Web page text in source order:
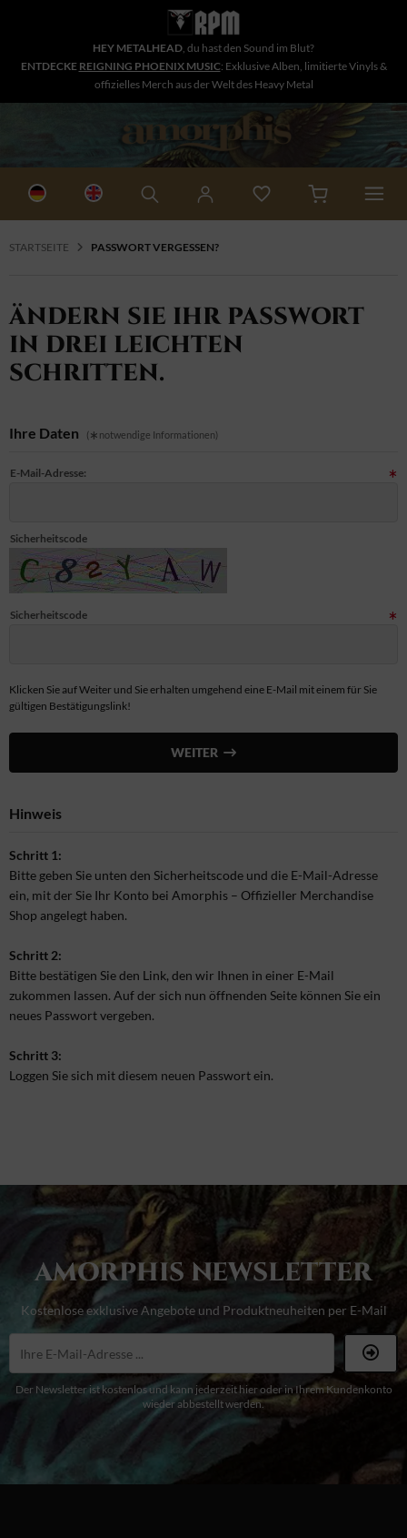
HEY METALHEAD, du hast den Sound im Blut?
ENTDECKE REIGNING PHOENIX MUSIC: Exklusive Alben, limitierte Vinyls &
offizielles Merch aus der Welt des Heavy Metal
STARTSEITE PASSWORT VERGESSEN?
ÄNDERN SIE IHR PASSWORT
IN DREI LEICHTEN
SCHRITTEN.
Ihre Daten ( notwendige Informationen)
E-Mail-Adresse:
Sicherheitscode
Sicherheitscode
Klicken Sie auf Weiter und Sie erhalten umgehend eine E-Mail mit einem für Sie
gültigen Bestätigungslink!
WEITER
Hinweis
Schritt 1:
Bitte geben Sie unten den Sicherheitscode und die E-Mail-Adresse
ein, mit der Sie Ihr Konto bei Amorphis – Offizieller Merchandise
Shop angelegt haben.
Schritt 2:
Bitte bestätigen Sie den Link, den wir Ihnen in einer E-Mail
zukommen lassen. Auf der sich nun öffnenden Seite können Sie ein
neues Passwort vergeben.
Schritt 3:
Loggen Sie sich mit diesem neuen Passwort ein.
AMORPHIS NEWSLETTER
Kostenlose exklusive Angebote und Produktneuheiten per E-Mail
Der Newsletter ist kostenlos und kann jederzeit hier oder in Ihrem Kundenkonto
wieder abbestellt werden.